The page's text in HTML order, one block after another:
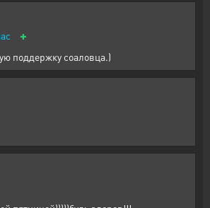
+
поддержку соаловца.)